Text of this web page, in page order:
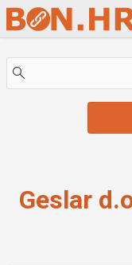
Skip to Main Content
Geslar